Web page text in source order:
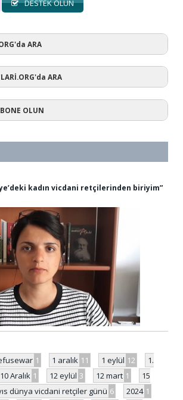
DESTEK OLUN
ARA
ARA
OLUN
kadın vicdani retçilerinden biriyim”
1 1 aralık 11 1 eylül 12
1.
10 Aralık 1 12 eylül 3 12 mart 1
15
dünya vicdani retçiler günü 6 2024 1